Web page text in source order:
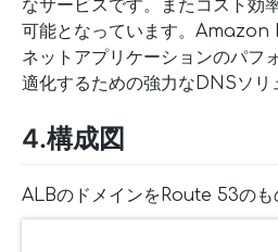
なサービスです。またコスト効
可能となっています。Amazon
ネットアプリケーションのパフ
適化するための強力なDNSソリ
4.構成図
ALBのドメインをRoute 53のも